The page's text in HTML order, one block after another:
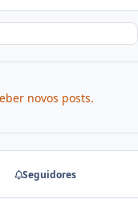
novos posts.
Seguidores